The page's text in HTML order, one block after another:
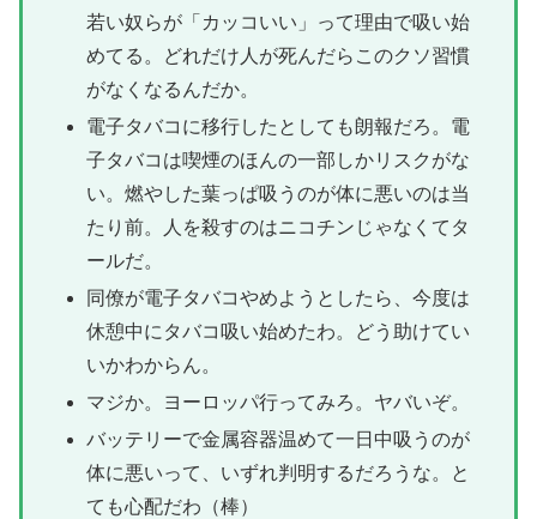
若い奴らが「カッコいい」って理由で吸い始
めてる。どれだけ人が死んだらこのクソ習慣
がなくなるんだか。
電子タバコに移行したとしても朗報だろ。電
子タバコは喫煙のほんの一部しかリスクがな
い。燃やした葉っぱ吸うのが体に悪いのは当
たり前。人を殺すのはニコチンじゃなくてタ
ールだ。
同僚が電子タバコやめようとしたら、今度は
休憩中にタバコ吸い始めたわ。どう助けてい
いかわからん。
マジか。ヨーロッパ行ってみろ。ヤバいぞ。
バッテリーで金属容器温めて一日中吸うのが
体に悪いって、いずれ判明するだろうな。と
ても心配だわ（棒）